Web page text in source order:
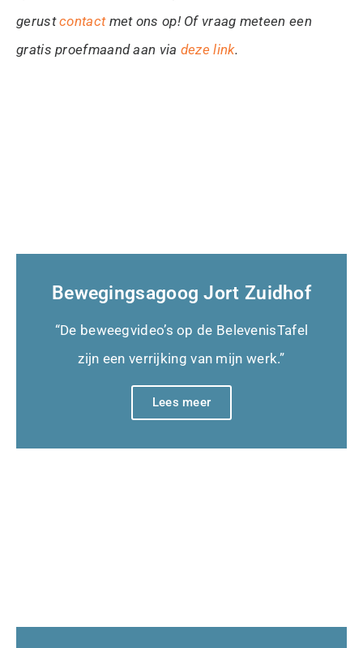
gerustcontactmet ons op! Of vraag meteen een
gratis proefmaand aan via deze link.
Bewegingsagoog Jort Zuidhof
“De beweegvideo’s op de BelevenisTafel
zijn een verrijking van mijn werk.”
Lees meer